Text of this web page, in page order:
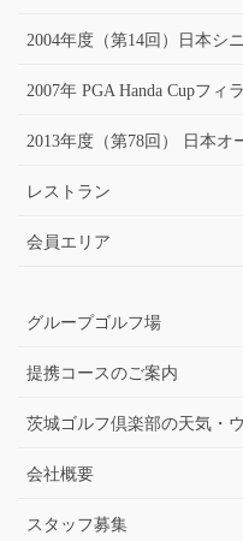
2004年度（第14回）日本シ
2007年 PGA Handa Cupフ
2013年度（第78回） 日本
レストラン
会員エリア
グループゴルフ場
提携コースのご案内
茨城ゴルフ倶楽部の天気・
会社概要
スタッフ募集